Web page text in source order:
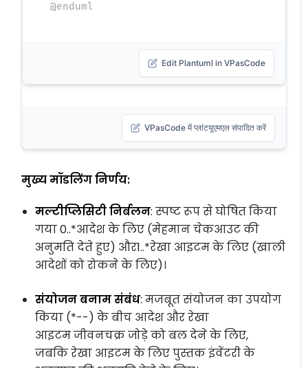
@enduml
Edit Plantuml in VPasCode
VPasCode में प्लांटयूएमएल संपादित करें
मुख्य मॉडलिंग निर्णय:
मल्टीप्लिसिटी निर्बलन: स्पष्ट रूप से घोषित किया
गया0..*आदेश के लिए (मेहमान चेकआउट की
अनुमति देते हुए) और1..*रेखा आइटम के लिए (खाली
आदेशों को रोकने के लिए)।
संयोजन बनाम संबंध: मजबूत संयोजन का उपयोग
किया (*--) के बीच आदेशऔररेखा
आइटमजीवनचक्र जोड़े को बल देने के लिए,
जबकिरेखा आइटमके लिएपुस्तकइंवेंटरी के